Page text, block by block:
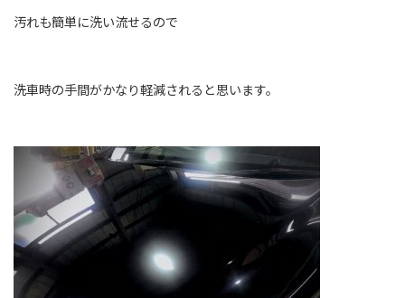
汚れも簡単に洗い流せるので
洗車時の手間がかなり軽減されると思います。